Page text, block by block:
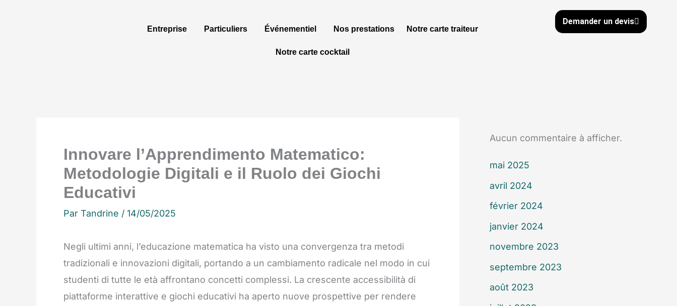
Entreprise Particuliers Événementiel Nos prestations Notre carte traiteur
Notre carte cocktail
Demander un devis
Innovare l’Apprendimento Matematico:
Metodologie Digitali e il Ruolo dei Giochi
Educativi
Par Tandrine / 14/05/2025
Negli ultimi anni, l’educazione matematica ha visto una convergenza tra metodi
tradizionali e innovazioni digitali, portando a un cambiamento radicale nel modo in cui
studenti di tutte le età affrontano concetti complessi. La crescente accessibilità di
piattaforme interattive e giochi educativi ha aperto nuove prospettive per rendere
Aucun commentaire à afficher.
mai 2025
avril 2024
février 2024
janvier 2024
novembre 2023
septembre 2023
août 2023